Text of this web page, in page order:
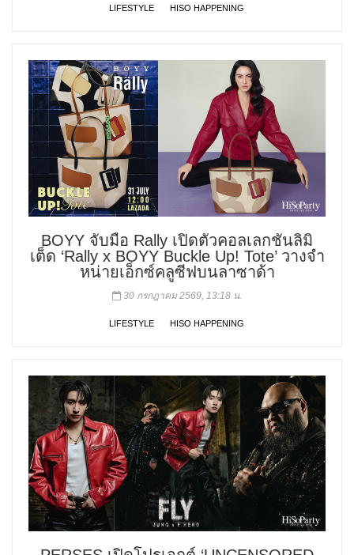
LIFESTYLE HISO HAPPENING
BOYY จับมือ Rally เปิดตัวคอลเลกชันลิมิ
เต็ด ‘Rally x BOYY Buckle Up! Tote’ วางจำ
หน่ายเอ็กซ์คลูซีฟบนลาซาด้า
30 กรกฎาคม 2569, 13:18 น.
LIFESTYLE HISO HAPPENING